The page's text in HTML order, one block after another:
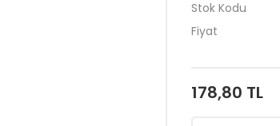
Stok Kodu
Fiyat
178,80 TL